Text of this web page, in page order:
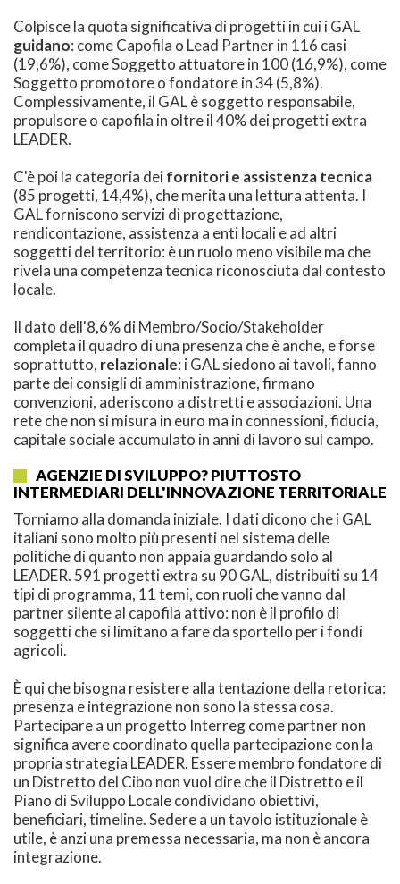
Colpisce la quota significativa di progetti in cui i GAL
guidano: come Capofila o Lead Partner in 116 casi
(19,6%), come Soggetto attuatore in 100 (16,9%), come
Soggetto promotore o fondatore in 34 (5,8%).
Complessivamente, il GAL è soggetto responsabile,
propulsore o capofila in oltre il 40% dei progetti extra
LEADER.
C'è poi la categoria deifornitori e assistenza tecnica
(85 progetti, 14,4%), che merita una lettura attenta. I
GAL forniscono servizi di progettazione,
rendicontazione, assistenza a enti locali e ad altri
soggetti del territorio: è un ruolo meno visibile ma che
rivela una competenza tecnica riconosciuta dal contesto
locale.
Il dato dell'8,6% di Membro/Socio/Stakeholder
completa il quadro di una presenza che è anche, e forse
soprattutto, relazionale: i GAL siedono ai tavoli, fanno
parte dei consigli di amministrazione, firmano
convenzioni, aderiscono a distretti e associazioni. Una
rete che non si misura in euro ma in connessioni, fiducia,
capitale sociale accumulato in anni di lavoro sul campo.
AGENZIE DI SVILUPPO? PIUTTOSTO
INTERMEDIARI DELL'INNOVAZIONE TERRITORIALE
Torniamo alla domanda iniziale. I dati dicono che i GAL
italiani sono molto più presenti nel sistema delle
politiche di quanto non appaia guardando solo al
LEADER. 591 progetti extra su 90 GAL, distribuiti su 14
tipi di programma, 11 temi, con ruoli che vanno dal
partner silente al capofila attivo: non è il profilo di
soggetti che si limitano a fare da sportello per i fondi
agricoli.
È qui che bisogna resistere alla tentazione della retorica:
presenza e integrazione non sono la stessa cosa.
Partecipare a un progetto Interreg come partner non
significa avere coordinato quella partecipazione con la
propria strategia LEADER. Essere membro fondatore di
un Distretto del Cibo non vuol dire che il Distretto e il
Piano di Sviluppo Locale condividano obiettivi,
beneficiari, timeline. Sedere a un tavolo istituzionale è
utile, è anzi una premessa necessaria, ma non è ancora
integrazione.